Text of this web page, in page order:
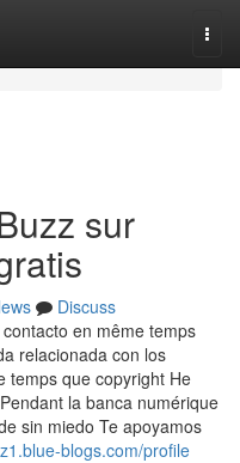
sur
Discuss
en même temps
relacionada con los
temps que copyright He
la banca numérique
sin miedo Te apoyamos
blogs.com/profile